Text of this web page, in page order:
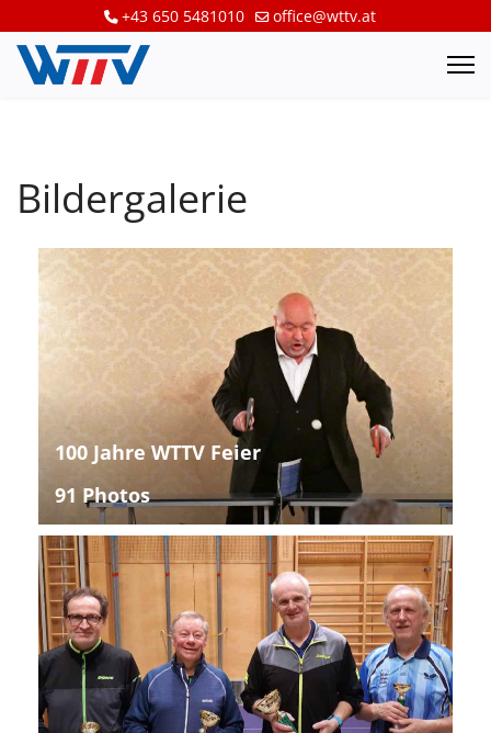
+43 650 5481010 office@wttv.at
Bildergalerie
100 Jahre WTTV Feier
91 Photos